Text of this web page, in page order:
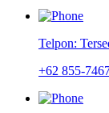
Telpon:
+62 855-